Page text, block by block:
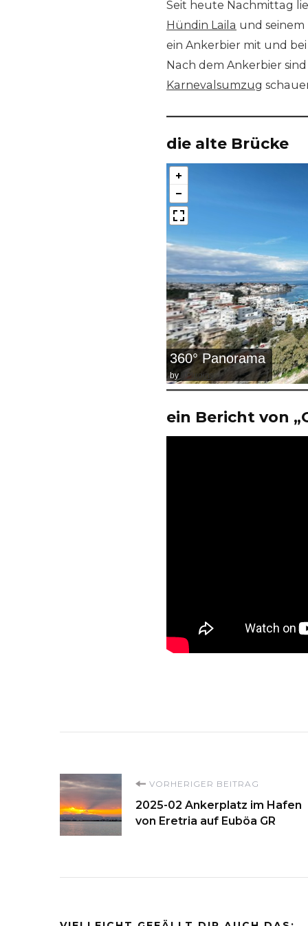
Seit heute Nachmittag
Hündin Laila und seinem
ein Ankerbier mit und
Nach dem Ankerbier
Karnevalsumzug
die alte Brücke
360° Panorama
by bPlugins
ein Bericht von
VORHERIGER BEITRAG
2025-02 Ankerplatz im Hafen
von Eretria auf Euböa GR